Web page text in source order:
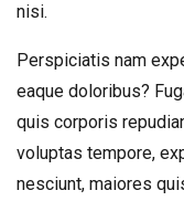
nisi.
Perspiciatis nam
eaque doloribus?
quis corporis
voluptas tempore,
nesciunt, maiores